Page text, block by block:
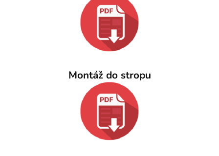
Montáž do stropu